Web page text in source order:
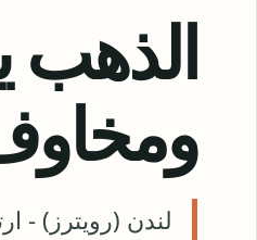
الذهب
لندن (رويترز) -